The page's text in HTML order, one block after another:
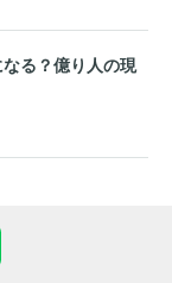
る？億り人の現